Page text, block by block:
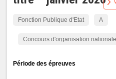
Fonction Publique d'Etat A
Concours d'organisation nationale
Période des épreuves